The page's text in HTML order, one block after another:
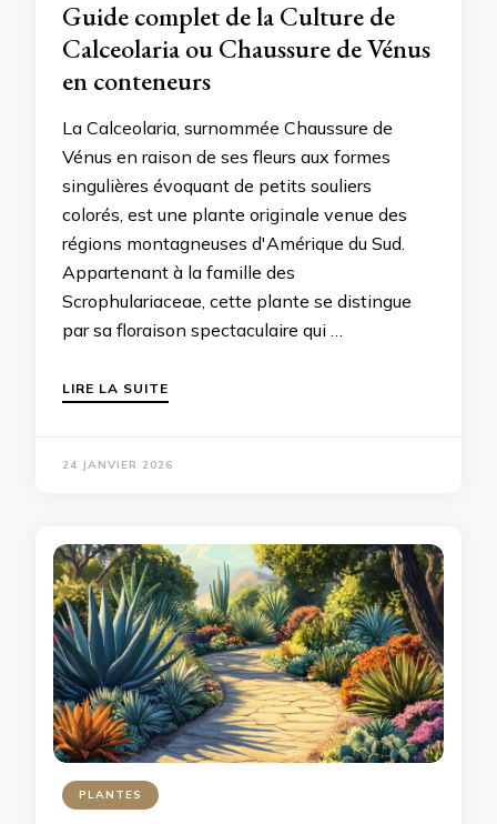
Guide complet de la Culture de
Calceolaria ou Chaussure de Vénus
en conteneurs
La Calceolaria, surnommée Chaussure de
Vénus en raison de ses fleurs aux formes
singulières évoquant de petits souliers
colorés, est une plante originale venue des
régions montagneuses d'Amérique du Sud.
Appartenant à la famille des
Scrophulariaceae, cette plante se distingue
par sa floraison spectaculaire qui …
LIRE LA SUITE
24 JANVIER 2026
PLANTES